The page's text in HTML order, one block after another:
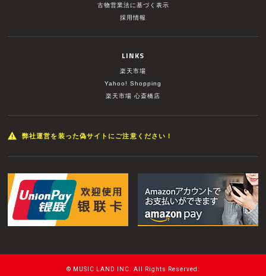
古物営業法に基づく表示
採用情報
LINKS
楽天市場
Yahoo! Shopping
楽天市場 心斎橋店
弊社運営を装った偽サイトにご注意ください！
© MUSIC LAND INC. All Rights Reserved.